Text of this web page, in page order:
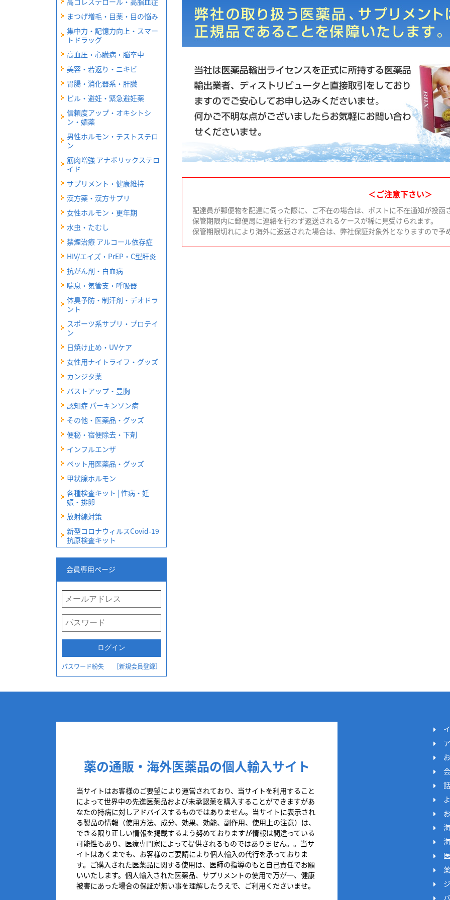
まつげ増毛・目薬・目の悩み
集中力・記憶力向上・スマー
トドラッグ
高血圧・心臓病・脳卒中
美容・若返り・ニキビ
胃腸・消化器系・肝臓
ピル・避妊・緊急避妊薬
信頼度アップ・オキシトシ
ン・媚薬
男性ホルモン・テストステロ
ン
筋肉増強 アナボリックステロ
イド
サプリメント・健康維持
漢方薬・漢方サプリ
女性ホルモン・更年期
水虫・たむし
禁煙治療 アルコール依存症
HIV/エイズ・PrEP・C型肝炎
抗がん剤・白血病
喘息・気管支・呼吸器
体臭予防・制汗剤・デオドラ
ント
スポーツ系サプリ・プロテイ
ン
日焼け止め・UVケア
女性用ナイトライフ・グッズ
カンジタ薬
バストアップ・豊胸
認知症 パーキンソン病
その他・医薬品・グッズ
便秘・宿便除去・下剤
インフルエンザ
ペット用医薬品・グッズ
甲状腺ホルモン
各種検査キット | 性病・妊
娠・排卵
放射線対策
新型コロナウィルスCovid-19
抗原検査キット
会員専用ページ
パスワード紛失 ［新規会員登録］
＜ご注意下さい＞
配達員が郵便物を配達に伺った際に、ご不在の場合は、ポストに不在通知が投函
保管期限内に郵便局に連絡を行わず返送されるケースが稀に見受けられます。
保管期限切れにより海外に返送された場合は、弊社保証対象外となりますので予
薬の通販・海外医薬品の個人輸入サイト
当サイトはお客様のご要望により運営されており、当サイトを利用すること
によって世界中の先進医薬品および未承認薬を購入することができますがあ
なたの持病に対しアドバイスするものではありません。当サイトに表示され
る製品の情報（使用方法、成分、効果、効能、副作用、使用上の注意）は、
できる限り正しい情報を掲載するよう努めておりますが情報は間違っている
可能性もあり、医療専門家によって提供されるものではありません。。当サ
イトはあくまでも、お客様のご要請により個人輸入の代行を承っておりま
す。ご購入された医薬品に関する使用は、医師の指導のもと自己責任でお願
いいたします。個人輸入された医薬品、サプリメントの使用で万が一、健康
被害にあった場合の保証が無い事を理解したうえで、ご利用くださいませ。